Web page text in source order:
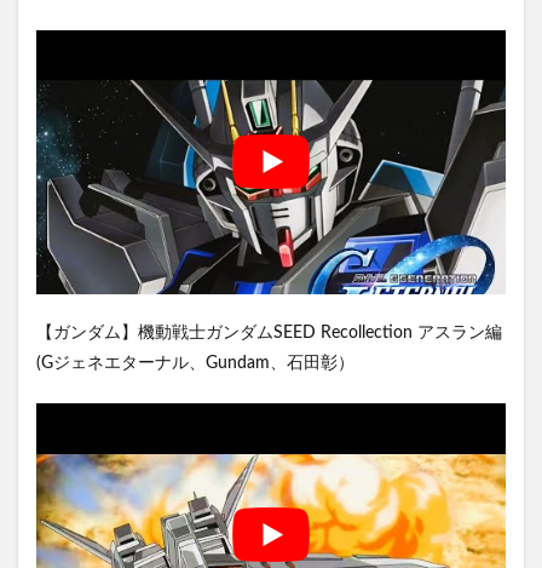
【ガンダム】機動戦士ガンダムSEED Recollection アスラン編
(Gジェネエターナル、Gundam、石田彰）